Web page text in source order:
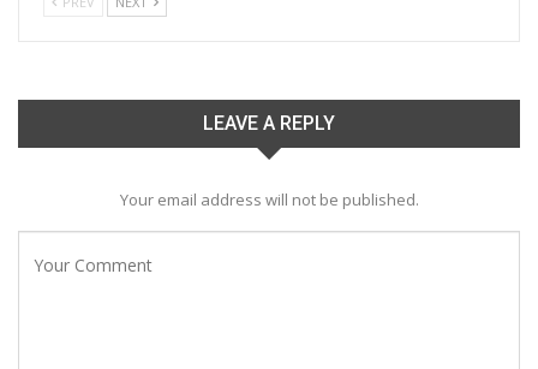
LEAVE A REPLY
Your email address will not be published.